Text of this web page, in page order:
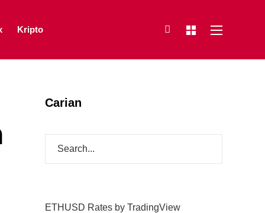
Kripto
Carian
ETHUSD Rates by TradingView